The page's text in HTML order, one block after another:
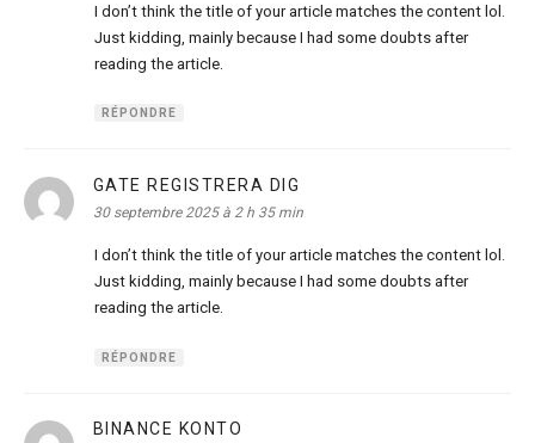
I don’t think the title of your article matches the content lol.
Just kidding, mainly because I had some doubts after
reading the article.
RÉPONDRE
GATE REGISTRERA DIG
30 septembre 2025 à 2 h 35 min
I don’t think the title of your article matches the content lol.
Just kidding, mainly because I had some doubts after
reading the article.
RÉPONDRE
BINANCE KONTO